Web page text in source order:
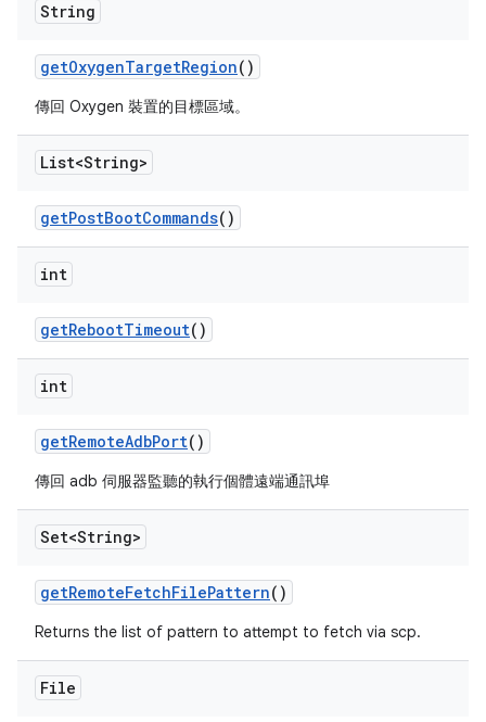
String
getOxygenTargetRegion()
傳回 Oxygen 裝置的目標區域。
List<String>
getPostBootCommands()
int
getRebootTimeout()
int
getRemoteAdbPort()
傳回 adb 伺服器監聽的執行個體遠端通訊埠
Set<String>
getRemoteFetchFilePattern()
Returns the list of pattern to attempt to fetch via scp.
File